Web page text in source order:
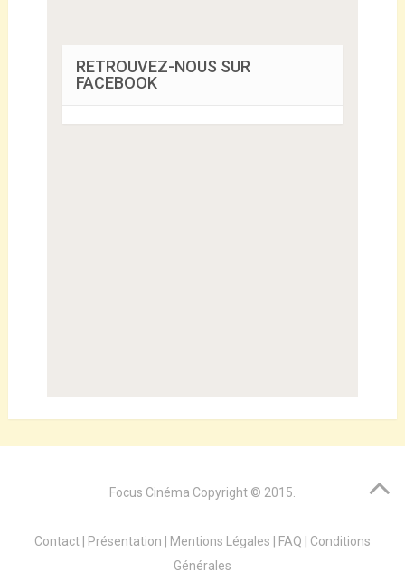
RETROUVEZ-NOUS SUR
FACEBOOK
Focus Cinéma Copyright © 2015.
Contact Présentation Mentions Légales FAQ
Conditions
Générales